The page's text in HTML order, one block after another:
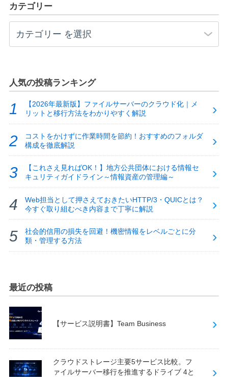
カテゴリー
人気の投稿ランキング
【2026年最新版】ファイルサーバーのクラウド化｜メ
リットと移行方法をわかりやすく解説
コストをかけずに作業時間を節約！おすすめのフォルダ
構成を徹底解説
【これさえ見ればOK！】地方公共団体における情報セ
キュリティガイドライン～情報資産の管理編～
Web担当として押さえておきたいHTTP/3・QUICとは？
今すぐ取り組むべき内容まで丁寧に解説
社会的信用の損失を回避！機密情報をレベルごとに分
類・管理する方法
最近の投稿
【サービス説明書】Team Business
クラウドストレージ主要5サービス比較。フ
ァイルサーバー移行を推進するドライブ 4と